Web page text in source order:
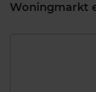
Woningmarkt